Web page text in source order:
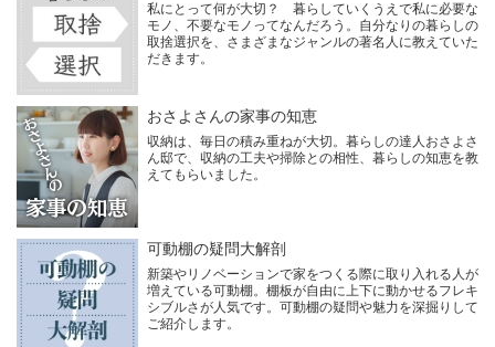
私にとって何が大切？ 暮らしていくうえで私に必要な
モノ、不要なモノってなんだろう。自分なりの暮らしの
取捨選択を、さまざまなジャンルの著名人に教えていた
だきます。
おさよさんの家事の知恵
収納は、毎日の積み重ねが大切。暮らしの達人おさよさ
ん邸で、収納の工夫や掃除との相性、暮らしの知恵を教
えてもらいました。
可動棚の疑問大解剖
新築やリノベーションで家をつくる際に取り入れる人が
増えている可動棚。棚板が自由に上下に動かせるフレキ
シブルさが人気です。可動棚の疑問や魅力を深掘りして
ご紹介します。